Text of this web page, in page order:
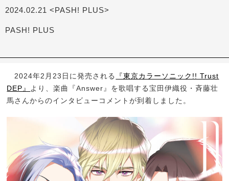
2024.02.21 <PASH! PLUS>
PASH! PLUS
2024年2月23日に発売される
『東京カラーソニック!! Trust
DEP』 より、楽曲『Answer』を歌唱する宝田伊織役・斉藤壮
馬さんからのインタビューコメントが到着しました。